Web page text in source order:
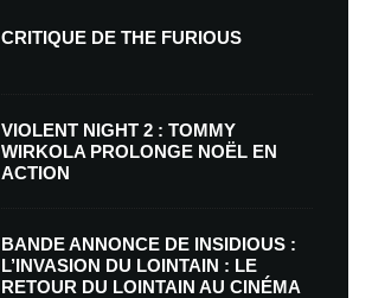
CRITIQUE DE THE FURIOUS
VIOLENT NIGHT 2 : TOMMY
WIRKOLA PROLONGE NOËL EN
ACTION
BANDE ANNONCE DE INSIDIOUS :
L’INVASION DU LOINTAIN : LE
RETOUR DU LOINTAIN AU CINÉMA